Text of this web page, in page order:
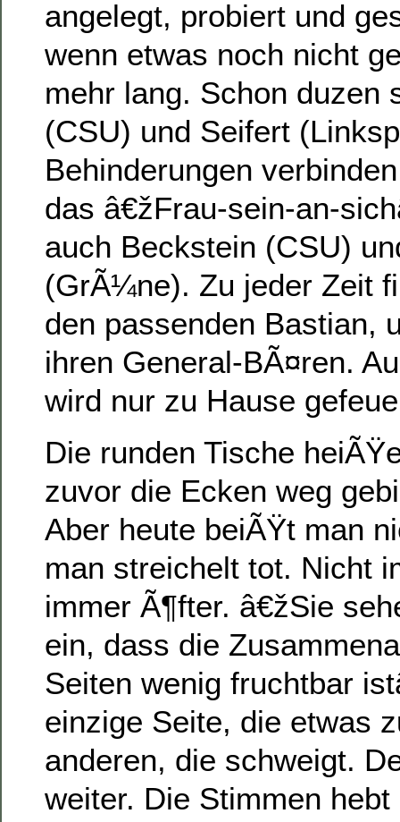
angelegt, probiert und
wenn etwas noch nicht
mehr lang. Schon duzen
(CSU) und Seifert
Behinderungen
das â€žFrau-sein-an-
auch Beckstein (CSU)
(GrÃ¼ne). Zu jeder Zeit
den passenden Bastian,
ihren General-BÃ¤ren.
wird nur zu Hause
Die runden Tische
zuvor die Ecken weg
Aber heute beiÃŸt man
man streichelt tot. Nicht
immer Ã¶fter. â€žSie
ein, dass die
Seiten wenig fruchtbar
einzige Seite, die etwas
anderen, die schweigt.
weiter. Die Stimmen